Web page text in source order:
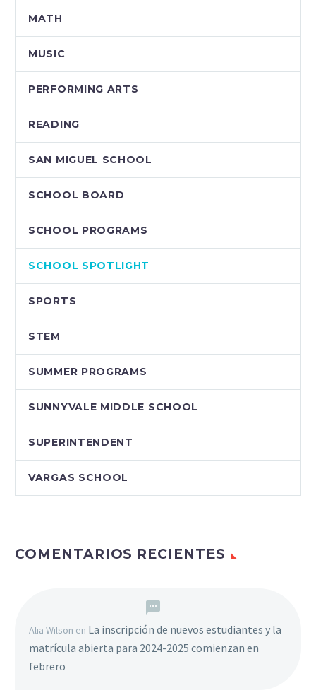
MATH
MUSIC
PERFORMING ARTS
READING
SAN MIGUEL SCHOOL
SCHOOL BOARD
SCHOOL PROGRAMS
SCHOOL SPOTLIGHT
SPORTS
STEM
SUMMER PROGRAMS
SUNNYVALE MIDDLE SCHOOL
SUPERINTENDENT
VARGAS SCHOOL
COMENTARIOS RECIENTES
Alia Wilson en La inscripción de nuevos estudiantes y la
matrícula abierta para 2024-2025 comienzan en
febrero